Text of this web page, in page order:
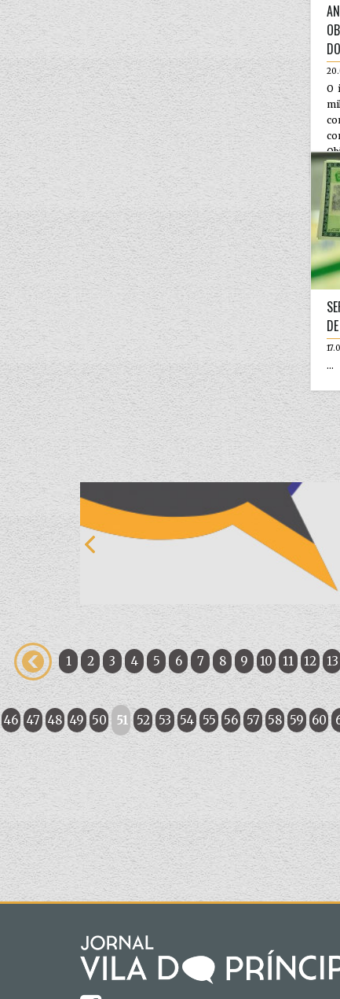
O
...
1 2 3 4 5 6 7 8 9 10 11 12 13
46 47 48 49 50 51 52 53 54 55 56 57 58 59 60